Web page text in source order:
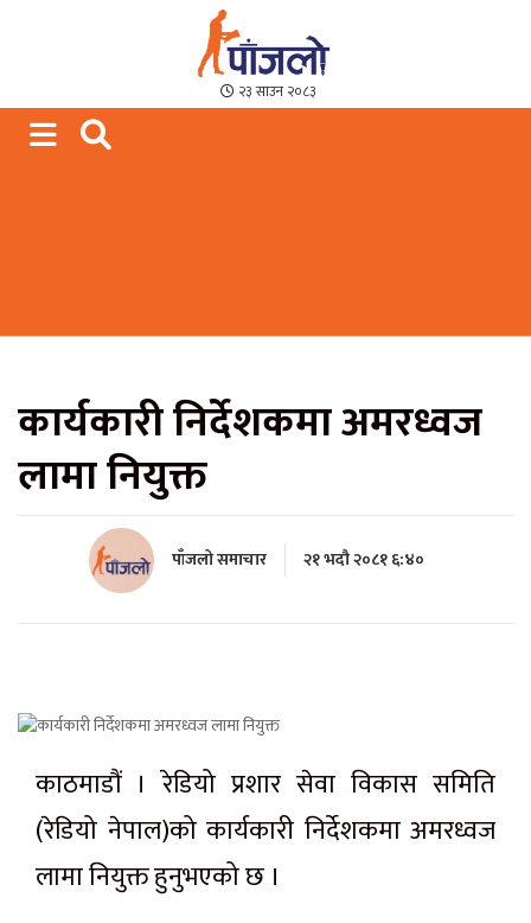
Paajalo News
We are from Far West Nepal
२३ साउन २०८३
कार्यकारी निर्देशकमा अमरध्वज
लामा नियुक्त
पाँजलो समाचार २१ भदौ २०८१ ६:४०
काठमाडौं । रेडियो प्रशार सेवा विकास समिति
(रेडियो नेपाल)को कार्यकारी निर्देशकमा अमरध्वज
लामा नियुक्त हुनुभएको छ ।